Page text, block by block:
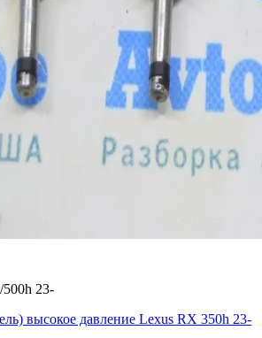
23-
высокое давление Lexus RX 350h 23-